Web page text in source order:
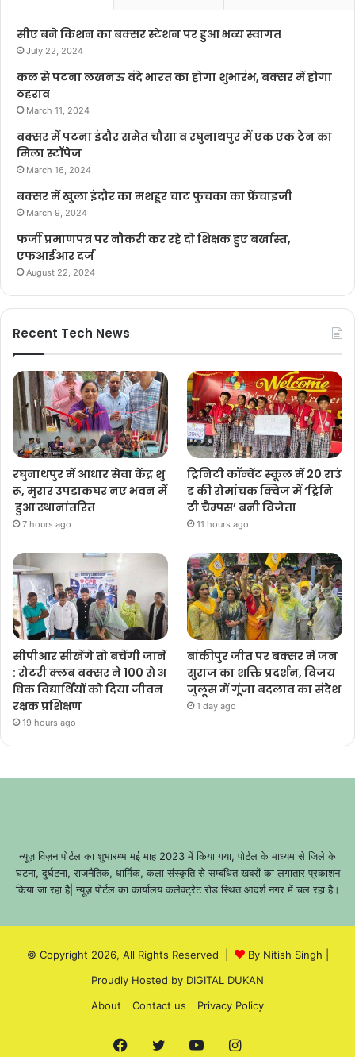
सीए बने किशन का बक्सर स्टेशन पर हुआ भव्य स्वागत
July 22, 2024
कल से पटना लखनऊ वंदे भारत का होगा शुभारंभ, बक्सर में होगा
ठहराव
March 11, 2024
बक्सर में पटना इंदौर समेत चौसा व रघुनाथपुर में एक एक ट्रेन का
मिला स्टॉपेज
March 16, 2024
बक्सर में खुला इंदौर का मशहूर चाट फुचका का फ्रेंचाइजी
March 9, 2024
फर्जी प्रमाणपत्र पर नौकरी कर रहे दो शिक्षक हुए बर्खास्त,
एफआईआर दर्ज
August 22, 2024
Recent Tech News
रघुनाथपुर में आधार सेवा केंद्र शु
रू, मुरार उपडाकघर नए भवन में
हुआ स्थानांतरित
7 hours ago
ट्रिनिटी कॉन्वेंट स्कूल में 20 राउं
ड की रोमांचक क्विज में ‘ट्रिनि
टी चैम्पस’ बनी विजेता
11 hours ago
सीपीआर सीखेंगे तो बचेंगी जानें
: रोटरी क्लब बक्सर ने 100 से अ
धिक विद्यार्थियों को दिया जीवन
रक्षक प्रशिक्षण
19 hours ago
बांकीपुर जीत पर बक्सर में जन
सुराज का शक्ति प्रदर्शन, विजय
जुलूस में गूंजा बदलाव का संदेश
1 day ago
न्यूज़ विज़न पोर्टल का शुभारम्भ मई माह 2023 में किया गया, पोर्टल के माध्यम से जिले के
घटना, दुर्घटना, राजनैतिक, धार्मिक, कला संस्कृति से सम्बंधित खबरों का लगातार प्रकाशन
किया जा रहा है| न्यूज़ पोर्टल का कार्यालय कलेक्ट्रेट रोड स्थित आदर्श नगर में चल रहा है।
© Copyright 2026, All Rights Reserved | By Nitish Singh
Proudly Hosted by DIGITAL DUKAN
About
Contact us Privacy Policy
Facebook
Twitter YouTubeInstagram